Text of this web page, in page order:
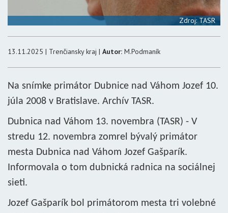
Zdroj: TASR
13.11.2025 | Trenčiansky kraj | Autor: M.Podmaník
Na snímke primátor Dubnice nad Váhom Jozef 10.
júla 2008 v Bratislave. Archív TASR.
Dubnica nad Váhom 13. novembra (TASR) - V
stredu 12. novembra zomrel bývalý primátor
mesta Dubnica nad Váhom Jozef Gašparík.
Informovala o tom dubnická radnica na sociálnej
sieti.
Jozef Gašparík bol primátorom mesta tri volebné